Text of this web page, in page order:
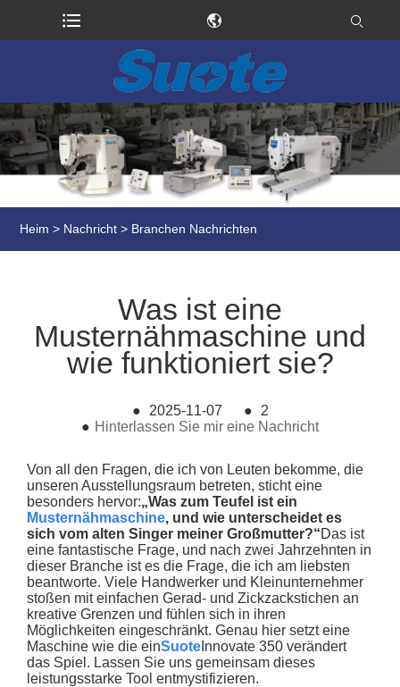
Heim > Nachricht > Branchen Nachrichten
Was ist eine
Musternähmaschine und
wie funktioniert sie?
● 2025-11-07 ●
2
● Hinterlassen Sie mir eine Nachricht
Von all den Fragen, die ich von Leuten bekomme, die
unseren Ausstellungsraum betreten, sticht eine
besonders hervor:„Was zum Teufel ist ein
Musternähmaschine, und wie unterscheidet es
sich vom alten Singer meiner Großmutter?“Das ist
eine fantastische Frage, und nach zwei Jahrzehnten in
dieser Branche ist es die Frage, die ich am liebsten
beantworte. Viele Handwerker und Kleinunternehmer
stoßen mit einfachen Gerad- und Zickzackstichen an
kreative Grenzen und fühlen sich in ihren
Möglichkeiten eingeschränkt. Genau hier setzt eine
Maschine wie die einSuote Innovate 350 verändert
das Spiel. Lassen Sie uns gemeinsam dieses
leistungsstarke Tool entmystifizieren.